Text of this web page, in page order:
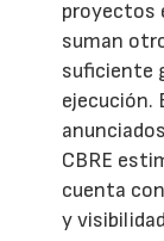
proyectos
suman
suficiente
ejecución.
CBRE
cuenta
y